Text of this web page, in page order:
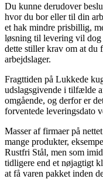
Du kunne derudover
hvor du bor eller til din
et hak mindre prisbillig,
løsning til levering vil dog
dette stiller krav om at du
arbejdslager.
Fragttiden på Lukkede
udslagsgivende i tilfælde
omgående, og derfor er
forventede leveringsdato
Masser af firmaer på
mange produkter,
Rustfri Stål, men som
tidligere end et nøjagtigt
at få varen pakket inden